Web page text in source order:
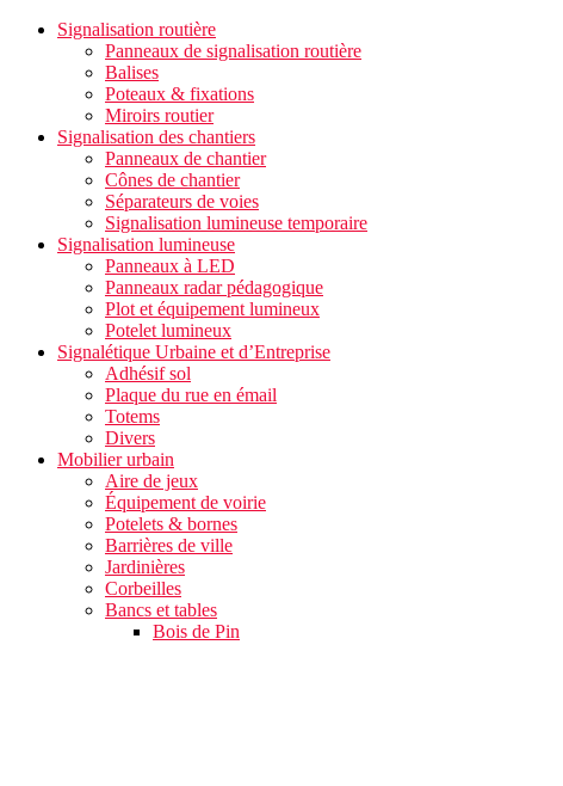
Signalisation routière
Panneaux de signalisation routière
Balises
Poteaux & fixations
Miroirs routier
Signalisation des chantiers
Panneaux de chantier
Cônes de chantier
Séparateurs de voies
Signalisation lumineuse temporaire
Signalisation lumineuse
Panneaux à LED
Panneaux radar pédagogique
Plot et équipement lumineux
Potelet lumineux
Signalétique Urbaine et d’Entreprise
Adhésif sol
Plaque du rue en émail
Totems
Divers
Mobilier urbain
Aire de jeux
Équipement de voirie
Potelets & bornes
Barrières de ville
Jardinières
Corbeilles
Bancs et tables
Bois de Pin